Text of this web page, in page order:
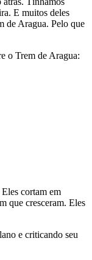
E muitos deles
de Aragua. Pelo que
o Trem de Aragua:
Eles cortam em
que cresceram. Eles
e criticando seu